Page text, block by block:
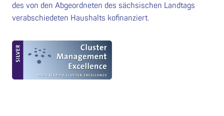
des von den Abgeordneten des sächsischen Landtags
verabschiedeten Haushalts kofinanziert.